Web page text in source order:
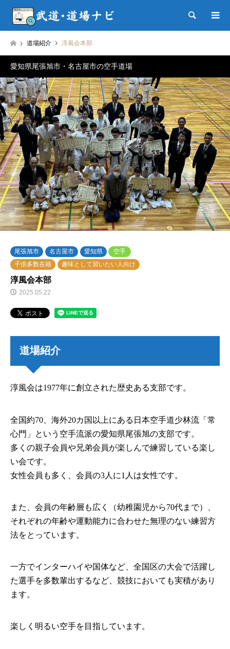
検索
道場紹介 淳風会本部
愛知県尾張旭市・名古屋市の空手道場
尾張旭市 名古屋市 愛知県
空手
子供多数在籍
趣味として習いたい人向け
淳風会本部
2025.05.22
道場紹介
淳風会は1977年に創立された歴史ある支部です。
全国約70、海外20カ国以上にある日本空手道少林流「常
心門」という空手流派の愛知県尾張旭の支部です。
多くの親子会員や兄弟会員が楽しんで練習している楽し
い会です。
女性会員も多く、会員の3人に1人は女性です。
また、会員の年齢層も広く（幼稚園児から70代まで）、
それぞれの年齢や運動能力に合わせた無理のない練習方
法をとっています。
一方でインターハイや国体など、全国区の大会で活躍し
た選手を多数輩出するなど、競技においても実積があり
ます。
楽しく明るい空手を目指しています。